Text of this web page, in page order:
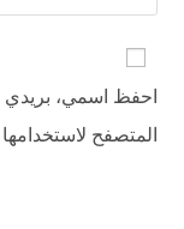
احفظ اسمي، بريدي
المتصفح